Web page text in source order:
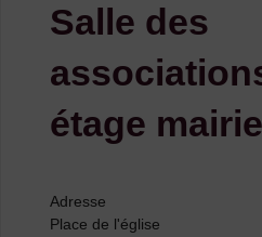
Salle des
étage
Adresse
Place de l'église